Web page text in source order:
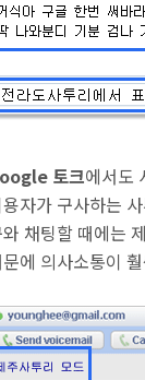
토크에서도
자가 구사하는
채팅할 때에는
에 의사소통이